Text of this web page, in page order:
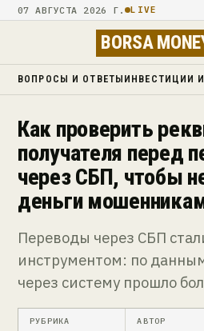
07 АВГУСТА 2026 Г. LIVE
BORSA
ВОПРОСЫ И ОТВЕТЫ ИНВЕСТИЦИИ
Как проверить
получателя перед
через СБП, чтобы
деньги
Переводы через СБП
инструментом: по
через систему прошло
РУБРИКА АВТОР